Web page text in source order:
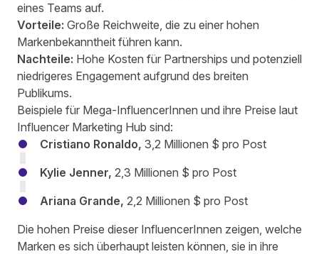
eines Teams auf.
Vorteile: Große Reichweite, die zu einer hohen
Markenbekanntheit führen kann.
Nachteile: Hohe Kosten für Partnerships und potenziell
niedrigeres Engagement aufgrund des breiten
Publikums.
Beispiele für Mega-InfluencerInnen und ihre Preise laut
Influencer Marketing Hub sind:
Cristiano Ronaldo, 3,2 Millionen $ pro Post
Kylie Jenner, 2,3 Millionen $ pro Post
Ariana Grande, 2,2 Millionen $ pro Post
Die hohen Preise dieser InfluencerInnen zeigen, welche
Marken es sich überhaupt leisten können, sie in ihre